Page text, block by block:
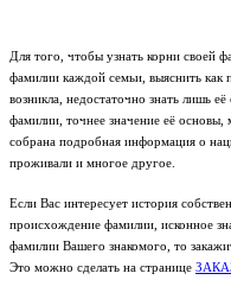
Для того, чтобы узнать корни своей
фамилии каждой семьи, выяснить как
возникла, недостаточно знать лишь
фамилии, точнее значение её основы,
собрана подробная информация о
проживали и многое другое.
Если Вас интересует история
происхождение фамилии, исконное
фамилии Вашего знакомого, то
Это можно сделать на странице